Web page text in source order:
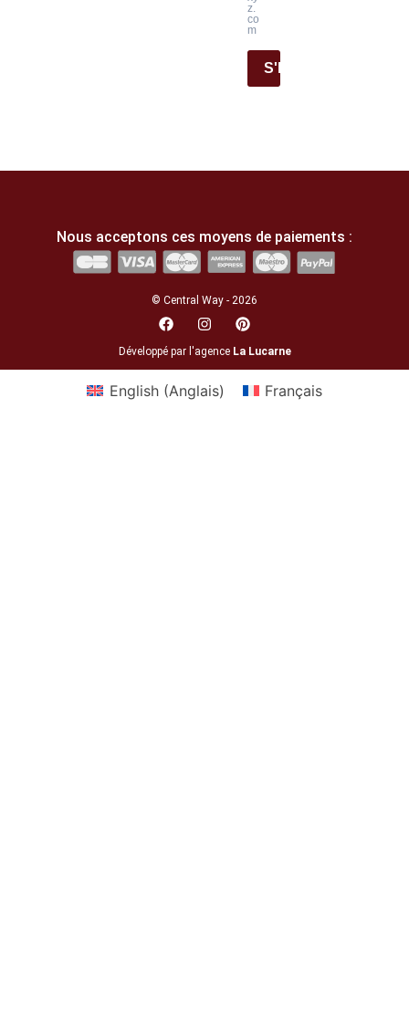
z.
co
m
S'INSCRIRE
Nous acceptons ces moyens de paiements :
© Central Way - 2026
Développé par l'agence La Lucarne
English(Anglais) Français